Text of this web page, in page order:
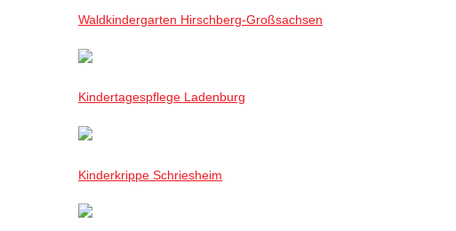
Waldkindergarten Hirschberg-Großsachsen
Kindertagespflege Ladenburg
Kinderkrippe Schriesheim